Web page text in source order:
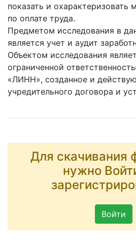
показать и охарактеризовать
по оплате труда.
Предметом исследования в
является учет и аудит
Объектом исследования
ограниченной
«ЛИНН», созданное и
учредительного договора и
Для скачивания
нужно
Войти